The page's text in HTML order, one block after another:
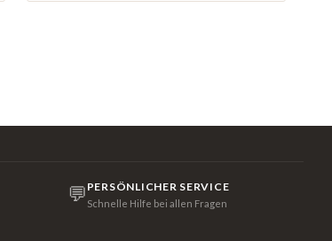
💬 PERSÖNLICHER SERVICE
Schnelle Hilfe bei allen Fragen